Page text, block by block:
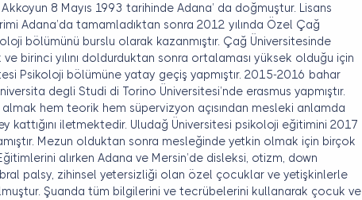
Akkoyun 8 Mayıs 1993 tarihinde Adana’ da doğmuştur. Lisans
Adana’da tamamladıktan sonra 2012 yılında Özel Çağ
bölümünü burslu olarak kazanmıştır. Çağ Üniversitesinde
ve birinci yılını doldurduktan sonra ortalaması yüksek olduğu için
Psikoloji bölümüne yatay geçiş yapmıştır. 2015-2016 bahar
degli Studi di Torino Üniversitesi’nde erasmus yapmıştır.
almak hem teorik hem süpervizyon açısından mesleki anlamda
kattığını iletmektedir. Uludağ Üniversitesi psikoloji eğitimini 2017
Mezun olduktan sonra mesleğinde yetkin olmak için birçok
alırken Adana ve Mersin’de disleksi, otizm, down
palsy, zihinsel yetersizliği olan özel çocuklar ve yetişkinlerle
Şuanda tüm bilgilerini ve tecrübelerini kullanarak çocuk ve